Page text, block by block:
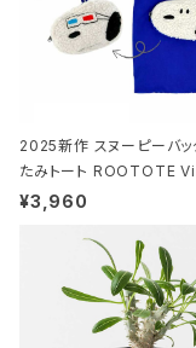
2025新作 スヌーピーバッ
たみトート ROOTOTE
EANUTS ROO-
ド.ピーナッツ-0P 3Dグラス
¥3,960